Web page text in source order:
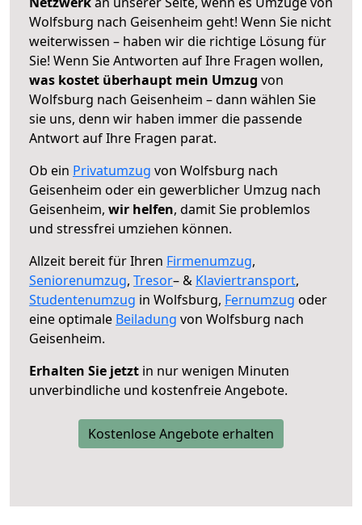
Wolfsburg nach Geisenheim geht! Wenn Sie nicht
weiterwissen – haben wir die richtige Lösung für
Sie! Wenn Sie Antworten auf Ihre Fragen wollen,
was kostet überhaupt mein Umzug von
Wolfsburg nach Geisenheim – dann wählen Sie
sie uns, denn wir haben immer die passende
Antwort auf Ihre Fragen parat.
Ob ein Privatumzug von Wolfsburg nach
Geisenheim oder ein gewerblicher Umzug nach
Geisenheim, wir helfen, damit Sie problemlos
und stressfrei umziehen können.
Allzeit bereit für Ihren Firmenumzug,
Seniorenumzug, Tresor– & Klaviertransport,
Studentenumzug in Wolfsburg, Fernumzug oder
eine optimale Beiladung von Wolfsburg nach
Geisenheim.
Erhalten Sie jetzt in nur wenigen Minuten
unverbindliche und kostenfreie Angebote.
Kostenlose Angebote erhalten